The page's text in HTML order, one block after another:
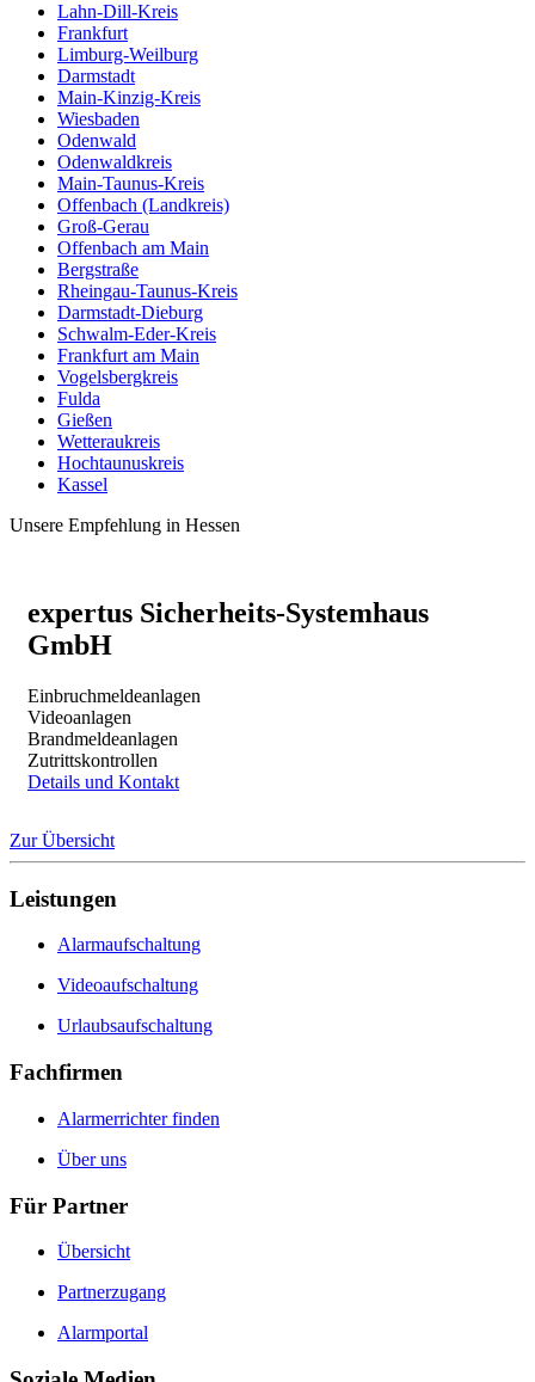
Lahn-Dill-Kreis
Frankfurt
Limburg-Weilburg
Darmstadt
Main-Kinzig-Kreis
Wiesbaden
Odenwald
Odenwaldkreis
Main-Taunus-Kreis
Offenbach (Landkreis)
Groß-Gerau
Offenbach am Main
Bergstraße
Rheingau-Taunus-Kreis
Darmstadt-Dieburg
Schwalm-Eder-Kreis
Frankfurt am Main
Vogelsbergkreis
Fulda
Gießen
Wetteraukreis
Hochtaunuskreis
Kassel
Unsere Empfehlung in Hessen
expertus Sicherheits-Systemhaus
GmbH
Einbruchmeldeanlagen
Videoanlagen
Brandmeldeanlagen
Zutrittskontrollen
Details und Kontakt
Zur Übersicht
Leistungen
Alarmaufschaltung
Videoaufschaltung
Urlaubsaufschaltung
Fachfirmen
Alarmerrichter finden
Über uns
Für Partner
Übersicht
Partnerzugang
Alarmportal